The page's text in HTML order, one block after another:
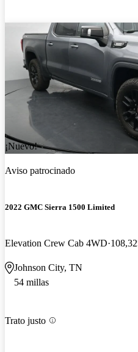
¡Nuevo!
Aviso patrocinado
2022 GMC Sierra 1500 Limited
Elevation Crew Cab 4WD
Johnson City, TN
54 millas
Trato justo